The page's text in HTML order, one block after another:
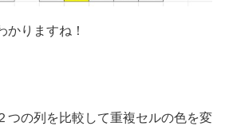
かりますね！
つの列を比較して重複セルの色を変